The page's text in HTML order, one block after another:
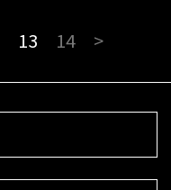
13 14 >